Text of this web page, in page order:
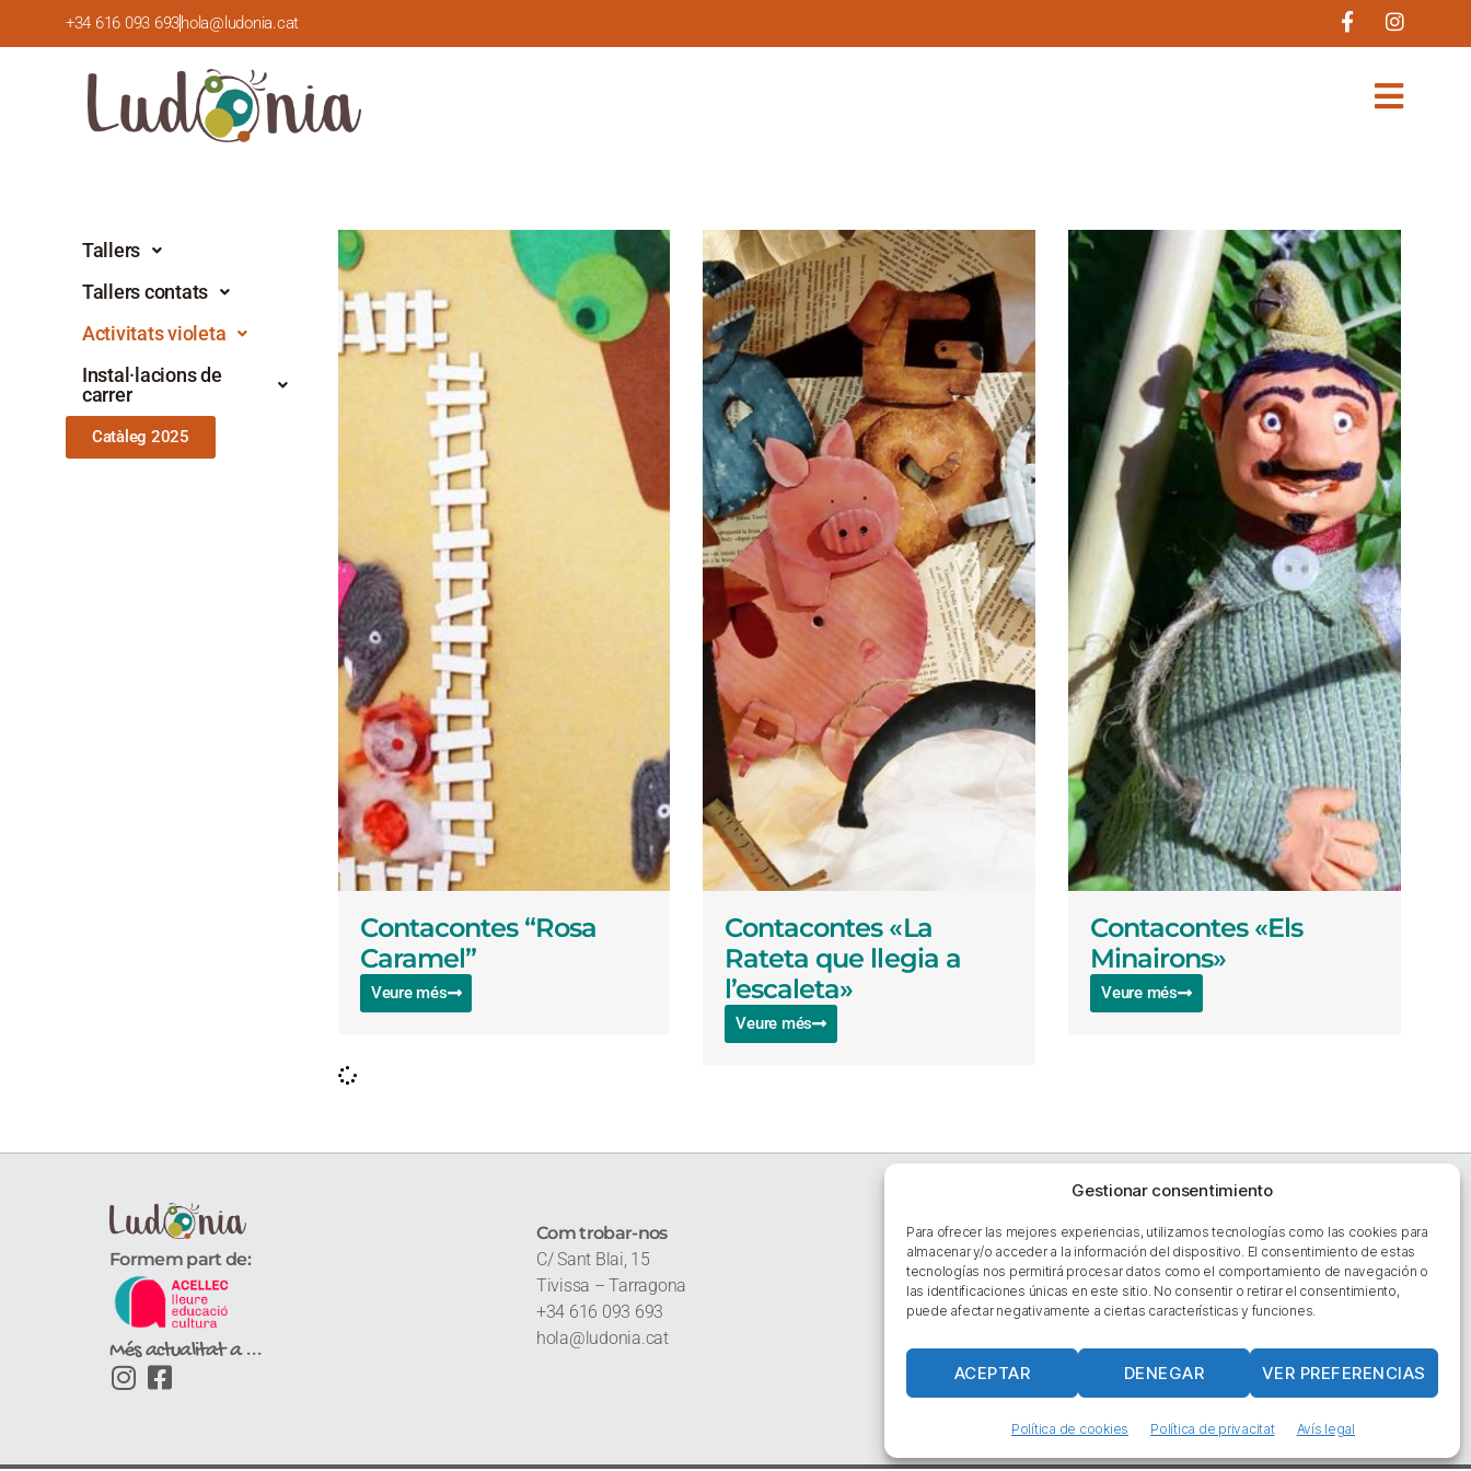
Gestionar consentimiento
Para ofrecer las mejores experiencias, utilizamos tecnologías como las cookies para
almacenar y/o acceder a la información del dispositivo. El consentimiento de estas
tecnologías nos permitirá procesar datos como el comportamiento de navegación o
las identificaciones únicas en este sitio. No consentir o retirar el consentimiento,
puede afectar negativamente a ciertas características y funciones.
ACEPTAR DENEGAR VER PREFERENCIAS
Política de cookies Política de privacitat Avís legal
+34 616 093 693hola@ludonia.cat
Tallers
Tallers contats
Activitats violeta
Instal·lacions de
carrer
Catàleg 2025
Contacontes “Rosa
Caramel”
Veure més
Contacontes «La
Rateta que llegia a
l’escaleta»
Veure més
Contacontes «Els
Minairons»
Veure més
Formem part de:
Més actualitat a ...
Com trobar-nos
C/ Sant Blai, 15
Tivissa – Tarragona
+34 616 093 693
hola@ludonia.cat
Enllaços d'interès
Qui som?
Contacta’ns
Catàleg inflables
Política de privacitat
Política de cookies (UE)